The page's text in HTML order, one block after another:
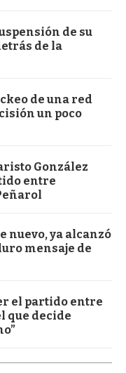
de su
de la
de una red
un poco
González
entre
nuevo, ya alcanzó
mensaje de
el partido entre
que decide